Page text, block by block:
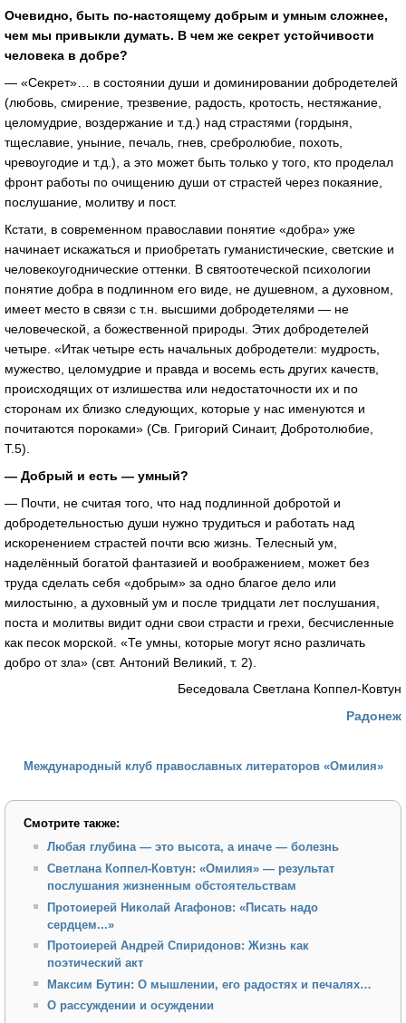
Очевидно, быть по-настоящему добрым и умным сложнее,
чем мы привыкли думать. В чем же секрет устойчивости
человека в добре?
— «Секрет»… в состоянии души и доминировании добродетелей
(любовь, смирение, трезвение, радость, кротость, нестяжание,
целомудрие, воздержание и т.д.) над страстями (гордыня,
тщеславие, уныние, печаль, гнев, сребролюбие, похоть,
чревоугодие и т.д.), а это может быть только у того, кто проделал
фронт работы по очищению души от страстей через покаяние,
послушание, молитву и пост.
Кстати, в современном православии понятие «добра» уже
начинает искажаться и приобретать гуманистические, светские и
человекоугоднические оттенки. В святоотеческой психологии
понятие добра в подлинном его виде, не душевном, а духовном,
имеет место в связи с т.н. высшими добродетелями — не
человеческой, а божественной природы. Этих добродетелей
четыре. «Итак четыре есть начальных добродетели: мудрость,
мужество, целомудрие и правда и восемь есть других качеств,
происходящих от излишества или недостаточности их и по
сторонам их близко следующих, которые у нас именуются и
почитаются пороками» (Св. Григорий Синаит, Добротолюбие,
Т.5).
— Добрый и есть — умный?
— Почти, не считая того, что над подлинной добротой и
добродетельностью души нужно трудиться и работать над
искоренением страстей почти всю жизнь. Телесный ум,
наделённый богатой фантазией и воображением, может без
труда сделать себя «добрым» за одно благое дело или
милостыню, а духовный ум и после тридцати лет послушания,
поста и молитвы видит одни свои страсти и грехи, бесчисленные
как песок морской. «Те умны, которые могут ясно различать
добро от зла» (свт. Антоний Великий, т. 2).
Беседовала Светлана Коппел-Ковтун
Радонеж
Международный клуб православных литераторов «Омилия»
Смотрите также:
Любая глубина — это высота, а иначе — болезнь
Светлана Коппел-Ковтун: «Омилия» — результат
послушания жизненным обстоятельствам
Протоиерей Николай Агафонов: «Писать надо
сердцем...»
Протоиерей Андрей Спиридонов: Жизнь как
поэтический акт
Максим Бутин: О мышлении, его радостях и печалях…
О рассуждении и осуждении